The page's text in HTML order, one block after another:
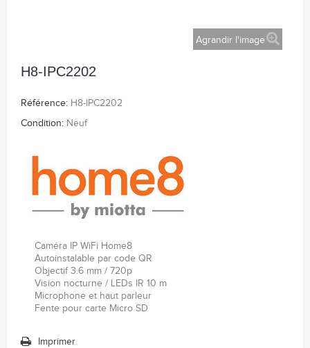
Agrandir l'image
H8-IPC2202
Référence: H8-IPC2202
Condition: Neuf
Caméra IP WiFi Home8
Autoinstalable par code QR
Objectif 3.6 mm / 720p
Vision nocturne / LEDs IR 10 m
Microphone et haut parleur
Fente pour carte Micro SD
Imprimer